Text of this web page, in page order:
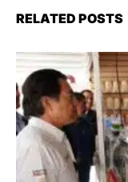
RELATED POSTS